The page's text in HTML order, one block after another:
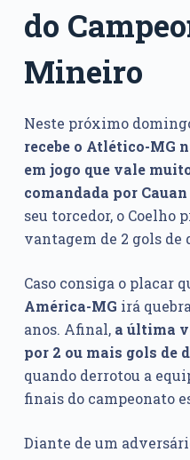
do
Mineiro
Neste próximo
recebe o Atlético-MG
em jogo que vale
comandada por
seu torcedor, o Coelho
vantagem de 2 gols
Caso consiga o placar
América-MG irá
anos. Afinal, a última
por 2 ou mais gols de
quando derrotou a
finais do campeonato
Diante de um